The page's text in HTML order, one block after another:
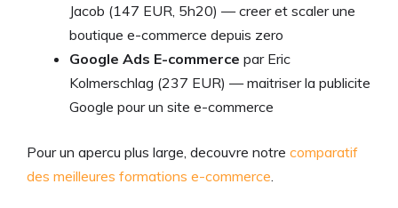
Jacob (147 EUR, 5h20) — creer et scaler une
boutique e-commerce depuis zero
Google Ads E-commerce par Eric
Kolmerschlag (237 EUR) — maitriser la publicite
Google pour un site e-commerce
Pour un apercu plus large, decouvre notre comparatif
des meilleures formations e-commerce